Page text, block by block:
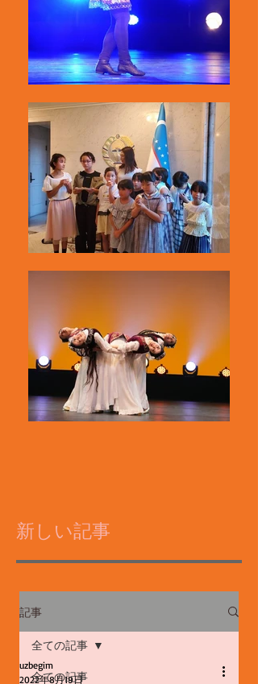
新しい記事
記事
全ての記事
全ての記事
uzbegim
2022年8月19日